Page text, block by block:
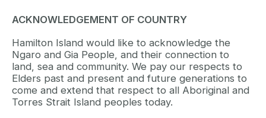
ACKNOWLEDGEMENT OF COUNTRY
Hamilton Island would like to acknowledge the
Ngaro and Gia People, and their connection to
land, sea and community. We pay our respects to
Elders past and present and future generations to
come and extend that respect to all Aboriginal and
Torres Strait Island peoples today.